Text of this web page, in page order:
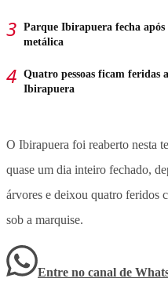
Parque Ibirapuera fecha
metálica
Quatro pessoas ficam feridas
Ibirapuera
O Ibirapuera foi reaberto nesta
quase um dia inteiro fechado,
árvores e deixou quatro feridos
sob a marquise.
Entre no canal de